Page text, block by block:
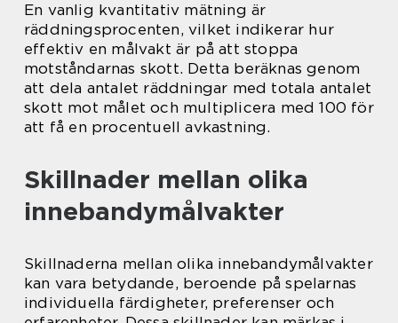
En vanlig kvantitativ mätning är
räddningsprocenten, vilket indikerar hur
effektiv en målvakt är på att stoppa
motståndarnas skott. Detta beräknas genom
att dela antalet räddningar med totala antalet
skott mot målet och multiplicera med 100 för
att få en procentuell avkastning.
Skillnader mellan olika
innebandymålvakter
Skillnaderna mellan olika innebandymålvakter
kan vara betydande, beroende på spelarnas
individuella färdigheter, preferenser och